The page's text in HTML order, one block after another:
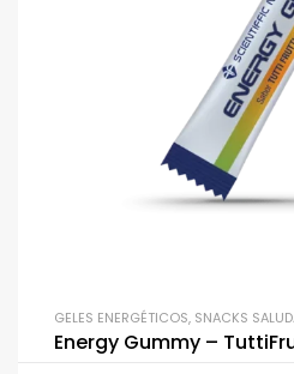
GELES ENERGÉTICOS, SNACKS
Energy Gummy –